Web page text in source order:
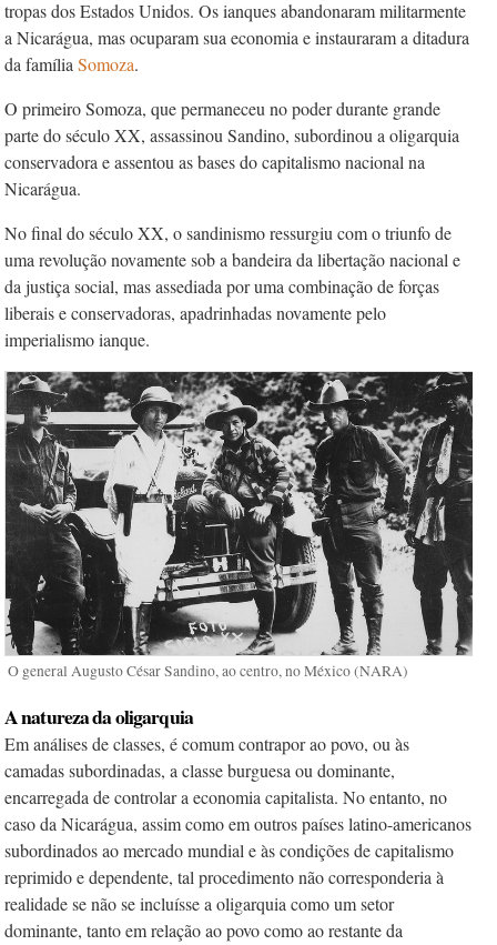
tropas dos Estados Unidos. Os ianques abandonaram militarmente
a Nicarágua, mas ocuparam sua economia e instauraram a ditadura
da família Somoza.
O primeiro Somoza, que permaneceu no poder durante grande
parte do século XX, assassinou Sandino, subordinou a oligarquia
conservadora e assentou as bases do capitalismo nacional na
Nicarágua.
No final do século XX, o sandinismo ressurgiu com o triunfo de
uma revolução novamente sob a bandeira da libertação nacional e
da justiça social, mas assediada por uma combinação de forças
liberais e conservadoras, apadrinhadas novamente pelo
imperialismo ianque.
O general Augusto César Sandino, ao centro, no México (NARA)
A natureza da oligarquia
Em análises de classes, é comum contrapor ao povo, ou às
camadas subordinadas, a classe burguesa ou dominante,
encarregada de controlar a economia capitalista. No entanto, no
caso da Nicarágua, assim como em outros países latino-americanos
subordinados ao mercado mundial e às condições de capitalismo
reprimido e dependente, tal procedimento não corresponderia à
realidade se não se incluísse a oligarquia como um setor
dominante, tanto em relação ao povo como ao restante da